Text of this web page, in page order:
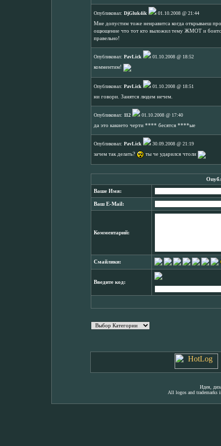
Опубликовал: DjGluk4ik
01.10.2008 @ 21:44
Мне допустим тоже ненравитса когда открываеш
ощющение что тот кто выложил тему ЖМОТ и
правельно!
Опубликовал: PavLick
01.10.2008 @ 18:52
комментим!
Опубликовал: PavLick
01.10.2008 @ 18:51
ни говори. Занятся людем нечем.
Опубликовал: 112
01.10.2008 @ 17:40
да это какието черти **** бесятся ****ые
Опубликовал: PavLick
30.09.2008 @ 21:19
зачем так делать?
ты че ударился чтоли
Ваше Имя:
Ваш E-Mail:
Комментарий:
Смайлики:
Введите код:
Идея,
All logos and trademarks